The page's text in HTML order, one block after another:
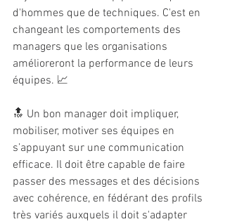
d'hommes que de techniques. C'est en
changeant les comportements des
managers que les organisations
amélioreront la performance de leurs
équipes. 📈
🔝 Un bon manager doit impliquer,
mobiliser, motiver ses équipes en
s’appuyant sur une communication
efficace. Il doit être capable de faire
passer des messages et des décisions
avec cohérence, en fédérant des profils
très variés auxquels il doit s'adapter